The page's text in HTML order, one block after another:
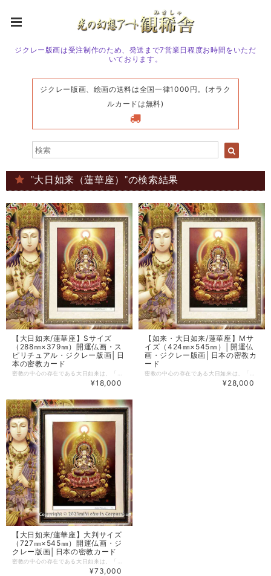
ジクレー版画は受注制作のため、発送まで7営業日程度お時間をいただ
いております。
ジクレー版画、絵画の送料は全国一律1000円。(オラク
ルカードは無料)
"大日如来（蓮華座）"の検索結果
【大日如来/蓮華座】Sサイズ
（288㎜×379㎜）開運仏画・ス
ピリチュアル・ジクレー版画│日
本の密教カード
¥18,000
【如来・大日如来/蓮華座】Mサ
イズ（424㎜×545㎜）│開運仏
画・ジクレー版画│日本の密教カ
ード
¥28,000
【大日如来/蓮華座】大判サイズ
（727㎜×545㎜）開運仏画・ジ
クレー版画│日本の密教カード
¥73,000